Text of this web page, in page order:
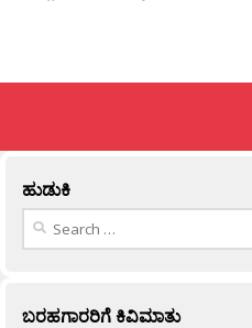
ಹುಡುಕಿ
Search
ಬರಹಗಾರರಿಗೆ ಕಿವಿಮಾತು